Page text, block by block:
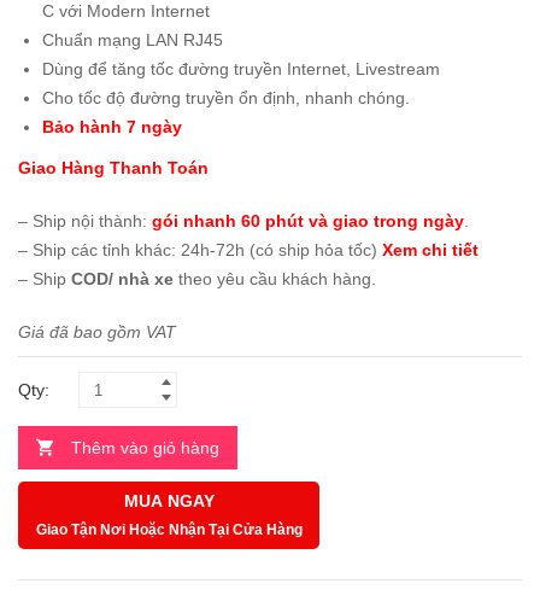
C với Modern Internet
Chuẩn mạng LAN RJ45
Dùng để tăng tốc đường truyền Internet, Livestream
Cho tốc độ đường truyền ổn định, nhanh chóng.
Bảo hành 7 ngày
Giao Hàng Thanh Toán
– Ship nội thành: gói nhanh 60 phút và giao trong ngày
– Ship các tỉnh khác: 24h-72h (có ship hỏa tốc) Xem chi tiết
– Ship COD/ nhà xe theo yêu cầu khách hàng.
Giá đã bao gồm VAT
Qty:
Thêm vào giỏ hàng
MUA NGAY
Giao Tận Nơi Hoặc Nhận Tại Cửa Hàng